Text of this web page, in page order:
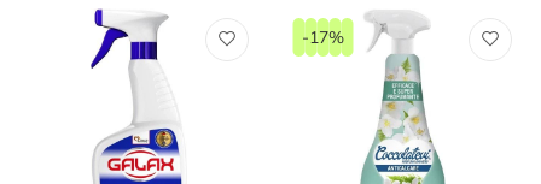
-17%